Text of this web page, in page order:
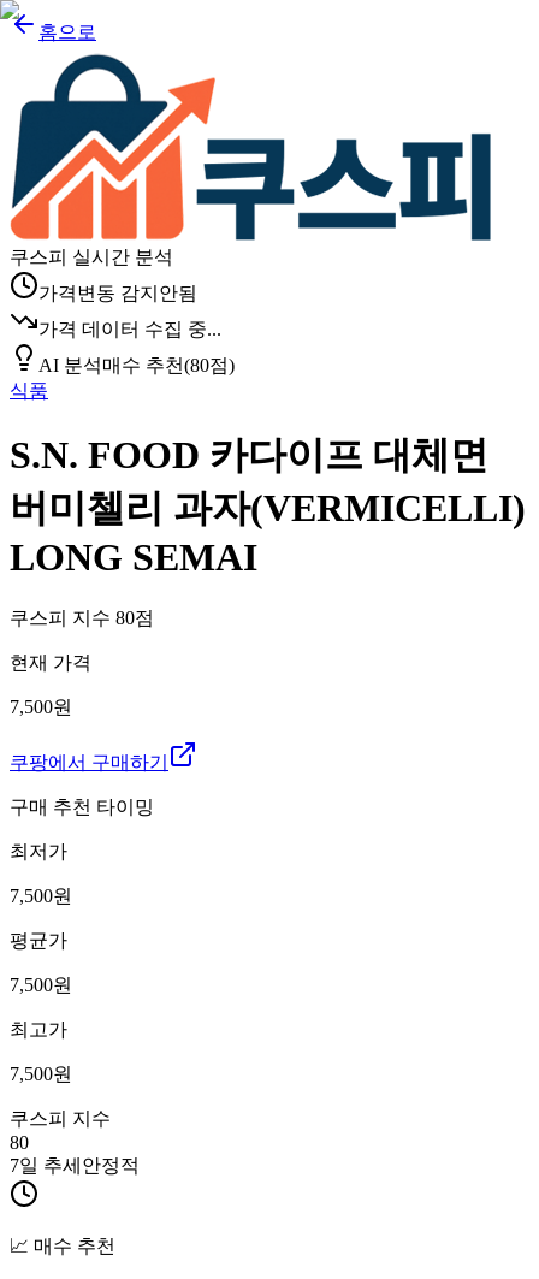
홈으로
쿠스피 실시간 분석
가격변동 감지안됨
가격 데이터 수집 중...
AI 분석매수 추천(80점)
식품
S.N. FOOD 카다이프 대체면
버미첼리 과자(VERMICELLI)
LONG SEMAI
쿠스피 지수 80점
현재 가격
7,500원
쿠팡에서 구매하기
구매 추천 타이밍
최저가
7,500원
평균가
7,500원
최고가
7,500원
쿠스피 지수
80
7일 추세 안정적
📈 매수 추천